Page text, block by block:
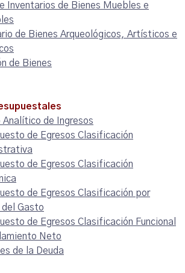
Inventarios de Bienes Muebles e
de Bienes Arqueológicos, Artísticos e
de Bienes
Analítico de Ingresos
de Egresos Clasificación
de Egresos Clasificación
de Egresos Clasificación por
Gasto
de Egresos Clasificación Funcional
Neto
de la Deuda